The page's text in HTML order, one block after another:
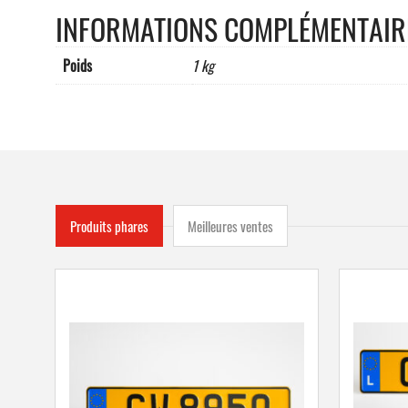
INFORMATIONS
Poids 1 kg
Produits phares Meilleures ventes